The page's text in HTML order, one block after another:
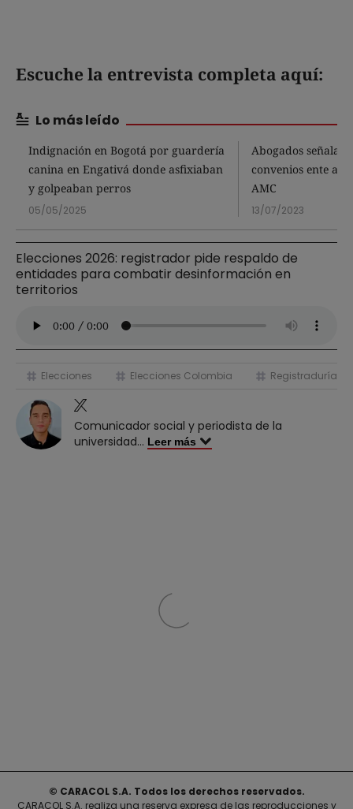
Escuche la entrevista completa aquí:
Lo más leído
Indignación en Bogotá por guardería
canina en Engativá donde asfixiaban
y golpeaban perros
05/05/2025
Abogados
convenios ente
AMC
13/07/2023
Elecciones 2026: registrador pide respaldo de
entidades para combatir desinformación en
territorios
Elecciones Elecciones Colombia Registraduría
Comunicador social y periodista de la
universidad... Leer más
© CARACOL S.A. Todos los derechos reservados.
CARACOL S.A. realiza una reserva expresa de las reproducciones y